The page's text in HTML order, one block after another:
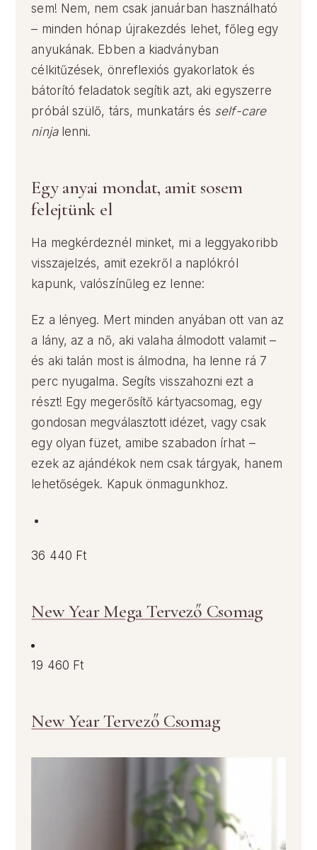
sem! Nem, nem csak januárban használható
– minden hónap újrakezdés lehet, főleg egy
anyukának. Ebben a kiadványban
célkitűzések, önreflexiós gyakorlatok és
bátorító feladatok segítik azt, aki egyszerre
próbál szülő, társ, munkatárs és self-care
ninjalenni.
Egy anyai mondat, amit sosem
felejtünk el
Ha megkérdeznél minket, mi a leggyakoribb
visszajelzés, amit ezekről a naplókról
kapunk, valószínűleg ez lenne:
Ez a lényeg. Mert minden anyában ott van az
a lány, az a nő, aki valaha álmodott valamit –
és aki talán most is álmodna, ha lenne rá 7
perc nyugalma. Segíts visszahozni ezt a
részt! Egy megerősítő kártyacsomag, egy
gondosan megválasztott idézet, vagy csak
egy olyan füzet, amibe szabadon írhat –
ezek az ajándékok nem csak tárgyak, hanem
lehetőségek. Kapuk önmagunkhoz.
36 440 Ft
New Year Mega Tervező Csomag
19 460 Ft
New Year Tervező Csomag